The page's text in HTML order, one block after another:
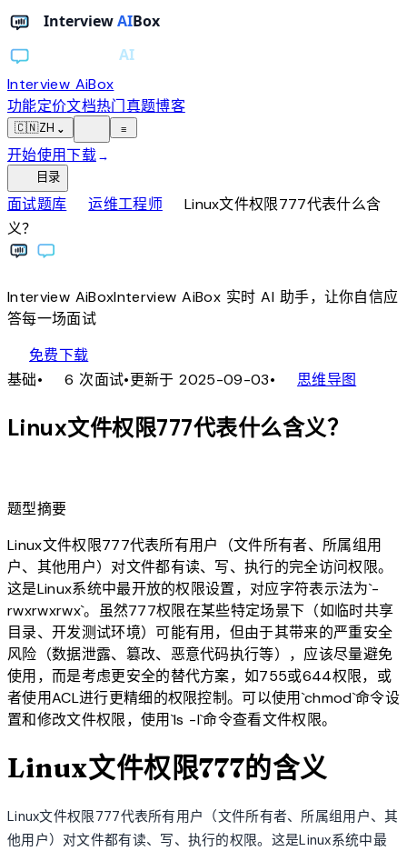
Interview AiBox
功能定价文档热门真题博客
🇨🇳ZH ⌄ ≡
开始使用下载→
目录
面试题库chevron_right运维工程师chevron_right
Linux文件权限777代表什么含
义？
Interview AiBoxInterviewAiBox实时 AI 助手，让你自信应
答每一场面试
免费下载
基础• 6 次面试•更新于 2025-09-03• 思维导图
Linux文件权限777代表什么含义？
题型摘要
Linux文件权限777代表所有用户（文件所有者、所属组用
户、其他用户）对文件都有读、写、执行的完全访问权限。
这是Linux系统中最开放的权限设置，对应字符表示法为`-
rwxrwxrwx`。虽然777权限在某些特定场景下（如临时共享
目录、开发测试环境）可能有用，但由于其带来的严重安全
风险（数据泄露、篡改、恶意代码执行等），应该尽量避免
使用，而是考虑更安全的替代方案，如755或644权限，或
者使用ACL进行更精细的权限控制。可以使用`chmod`命令设
置和修改文件权限，使用`ls -l`命令查看文件权限。
Linux文件权限777的含义
Linux文件权限777代表所有用户（文件所有者、所属组用户、其
他用户）对文件都有读、写、执行的权限。这是Linux系统中最